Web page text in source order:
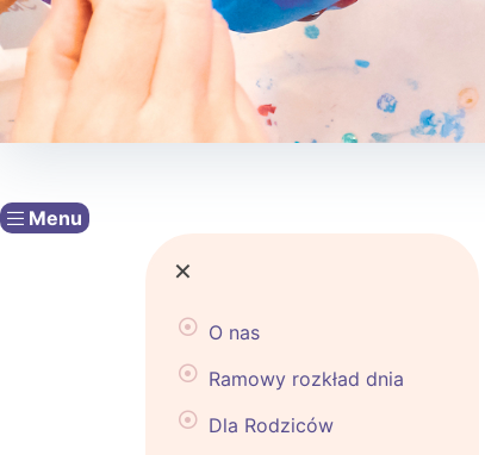
Menu
×
O nas
Ramowy rozkład dnia
Dla Rodziców